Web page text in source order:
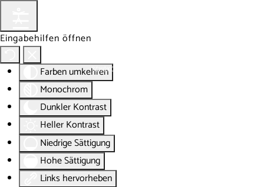
Eingabehilfen öffnen
Farben umkehren
Monochrom
Dunkler Kontrast
Heller Kontrast
Niedrige Sättigung
Hohe Sättigung
Links hervorheben